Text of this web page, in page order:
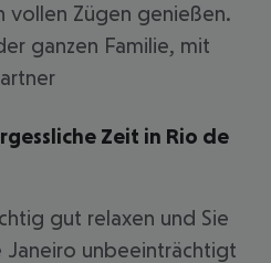
vollen Zügen genießen.
ganzen Familie, mit
Zeit in Rio de
gut relaxen und Sie
Janeiro unbeeinträchtigt